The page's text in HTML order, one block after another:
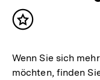
Inhalt
Wenn Sie sich
möchten, finden